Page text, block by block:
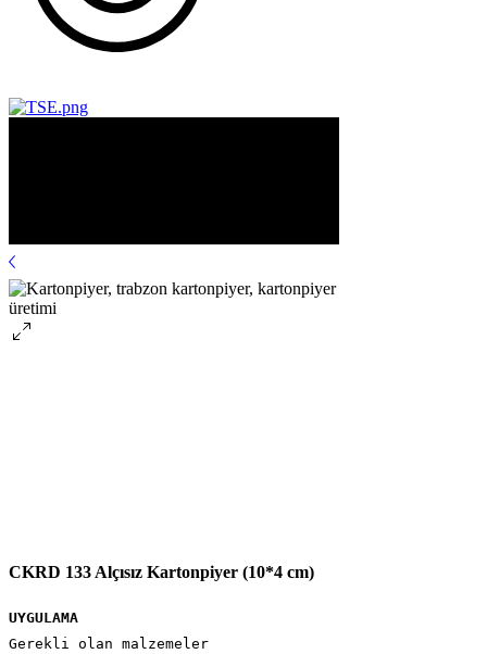
CKRD 133 Alçısız Kartonpiyer (10*4 cm)
UYGULAMA
Gerekli olan malzemeler